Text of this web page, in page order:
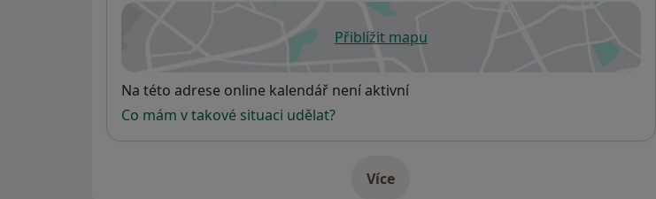
Přiblížit mapuse otevře v nové záložce
Dostupnost
Na této adrese online kalendář není aktivní
Co mám v takové situaci udělat?
Víceo adrese